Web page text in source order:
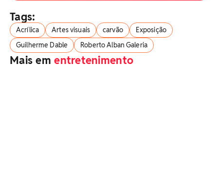
Tags:
Acrílica Artes visuais carvão
Exposição
Guilherme Dable
Roberto Alban Galeria
Mais ementretenimento